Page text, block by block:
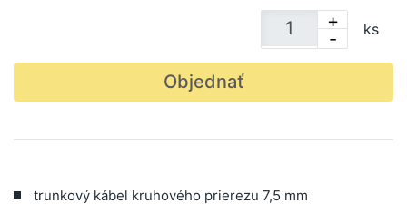
+
-
ks
Objednať
trunkový kábel kruhového prierezu 7,5 mm